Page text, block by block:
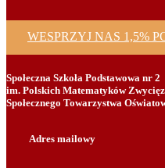
WESPRZYJ NAS 1,5%
Społeczna Szkoła Podstawowa nr 2
im. Polskich Matematyków
Społecznego Towarzystwa
Adres mailowy